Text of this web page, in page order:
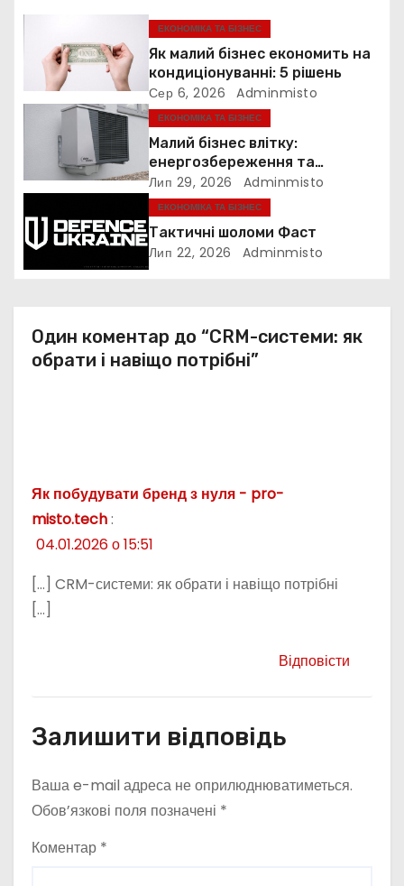
я
а
и
с
і
ЕКОНОМІКА ТА БІЗНЕС
Як малий бізнес економить на
кондиціонуванні: 5 рішень
Сер 6, 2026 Adminmisto
ЕКОНОМІКА ТА БІЗНЕС
Малий бізнес влітку:
енергозбереження та
прибутковість
Лип 29, 2026 Adminmisto
ЕКОНОМІКА ТА БІЗНЕС
Тактичні шоломи Фаст
Лип 22, 2026 Adminmisto
Один коментар до “CRM-системи: як
обрати і навіщо потрібні”
Як побудувати бренд з нуля - pro-
misto.tech:
04.01.2026 о 15:51
[…] CRM-системи: як обрати і навіщо потрібні
[…]
Відповісти
Залишити відповідь
Ваша e-mail адреса не оприлюднюватиметься.
Обов’язкові поля позначені *
Коментар *